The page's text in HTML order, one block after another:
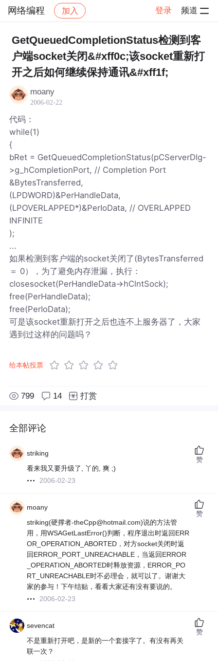
网络编程 加入 登录 频道
社区 网络编程 帖子详情
GetQueuedCompletionStatus检测到客
户端socket关闭&#xff0c;该socket重新打
开之后如何继续保持通讯&#xff1f;
moany
2006-02-22
代码：
while(1)
{
bRet = GetQueuedCompletionStatus(pCServerDlg-
>g_hCompletionPort, // Completion Port
&BytesTransferred,
(LPDWORD)&PerHandleData,
(LPOVERLAPPED*)&PerIoData, // OVERLAPPED
INFINITE
);
...
如果检测到客户端的socket关闭了(BytesTransferred
＝ 0），为了避免内存泄漏，执行：
closesocket(PerHandleData->hClntSock);
free(PerHandleData);
free(PerIoData);
可是该socket重新打开之后也连不上服务器了，大家
遇到过这样的问题吗？
给本帖投票
799 14 打赏
全部评论
striking
看来我又要升级了, 丫的, 爽 ;)
2006-02-23
赞
moany
striking(硬撑者-theCpp@hotmail.com)说的方法管
用，用WSAGetLastError()判断，程序退出时返回ERR
OR_OPERATION_ABORTED，对方socket关闭时返
回ERROR_PORT_UNREACHABLE，当返回ERROR
_OPERATION_ABORTED时释放资源，ERROR_PO
RT_UNREACHABLE时不必理会，就可以了。谢谢大
家的参与！下午结贴，看看大家还有没有要说的。
2006-02-23
赞
sevencat
不是重新打开吧，是新的一个套接字了。有没有再关
联一次？
赞